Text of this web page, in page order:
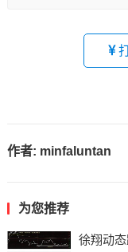
作者: minfaluntan
为您推荐
徐翔动